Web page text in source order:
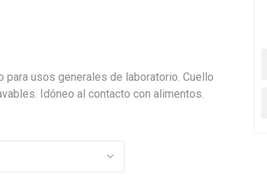
para usos generales de laboratorio. Cuello
Idóneo al contacto con alimentos.